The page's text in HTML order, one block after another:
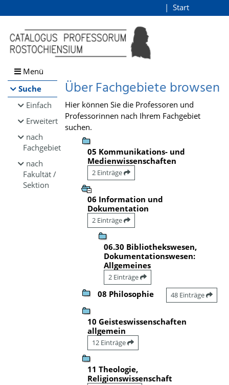
Browsen
direkt zum Inhalt
Start
Menü
Suche
Einfach
Erweitert
nach
Fachgebiet
nach
Fakultät /
Sektion
Über Fachgebiete browsen
Hier können Sie die Professoren und
Professorinnen nach Ihrem Fachgebiet
suchen.
05 Kommunikations- und
Medienwissenschaften
2 Einträge
06 Information und
Dokumentation
2 Einträge
06.30 Bibliothekswesen,
Dokumentationswesen:
Allgemeines
2 Einträge
08 Philosophie 48 Einträge
10 Geisteswissenschaften
allgemein
12 Einträge
11 Theologie,
Religionswissenschaft